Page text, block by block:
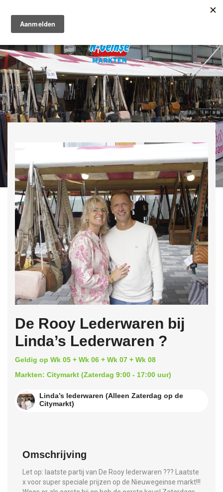
De Rooy Lederwaren bij
Linda’s Lederwaren ?
Geldig op Wk 05 + Wk 06 + Wk 07 + Wk 08
Markten: Citymarkt (Zaterdag 9:00 - 17:00 uur)
Linda’s lederwaren (Alleen Zaterdag op de
Citymarkt)
Omschrijving
Let op: laatste partij van De Rooy lederwaren ??? Laatste
x voor super speciale prijzen op de Nieuwegeinse markt!!!